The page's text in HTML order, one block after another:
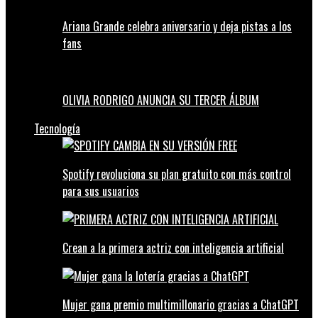
Ariana Grande celebra aniversario y deja pistas a los
fans
OLIVIA RODRIGO ANUNCIA SU TERCER ÁLBUM
Tecnología
Spotify revoluciona su plan gratuito con más control
para sus usuarios
Crean a la primera actriz con inteligencia artificial
Mujer gana premio multimillonario gracias a ChatGPT